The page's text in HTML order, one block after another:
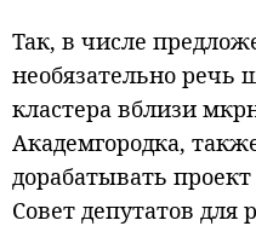
Так, в числе
необязательно речь
кластера вблизи
Академгородка,
дорабатывать
Совет депутатов